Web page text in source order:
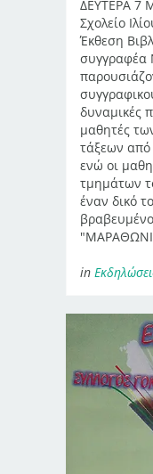
ΔΕΥΤΕΡΑ 7
Σχολείο
Έκθεση
συγγραφέα
δυναμικές
μαθητές
τάξεων από
ενώ οι
τμημάτων
έναν δικό
in